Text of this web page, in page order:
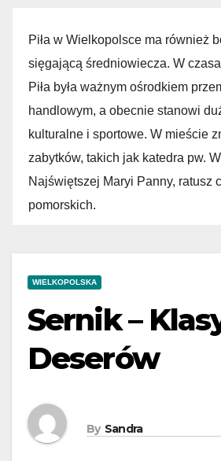
Piła w Wielkopolsce ma również
sięgającą średniowiecza. W
Piła była ważnym ośrodkiem
handlowym, a obecnie stanowi
kulturalne i sportowe. W mieście
zabytków, takich jak katedra pw.
Najświętszej Maryi Panny, ratusz
pomorskich.
WIELKOPOLSKA
Sernik –
Deserów
By Sandra